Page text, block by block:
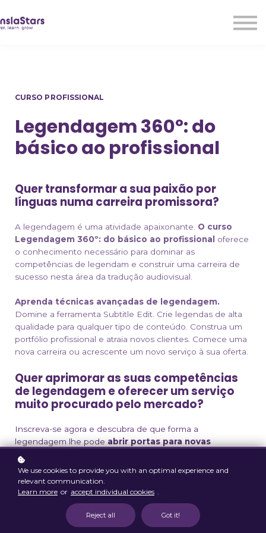
Sign up
CURSO PROFISSIONAL
Legendagem 360º: do
básico ao profissional
Quer transformar a sua paixão por
línguas numa carreira promissora?
A legendagem é uma atividade apaixonante. O curso
Legendagem 360⁠º: do básico ao profissional
oferece
o conhecimento necessário para dominar as
competências de legendam e construir uma carreira de
sucesso nesta área da tradução audiovisual.
Aprenda técnicas avançadas de legendagem.
Domine a ferramenta Subtitle Edit. Crie legendas de alta
qualidade para qualquer tipo de conteúdo. Construa um
portfólio profissional e atraia novos clientes. Comece uma
nova carreira ou acrescente um novo serviço à sua oferta.
Quer aprimorar as suas competências
de legendagem e oferecer um serviço
muito procurado pelo mercado?
Inscreva-se agora e descubra de que forma a
legendagem lhe podeabrir portas para novas
oportunidades.
Condições: Leia atentamente os
termos e condições
dos nossos cursos e planos de subscrição
registar-se, confirma que leu, compreendeu e aceitou as
nossas condições e concorda com elas.
We use cookies to provide you with an optimal experience and
relevant communication.
Learn more or accept individual cookies .
Reject all Got it!